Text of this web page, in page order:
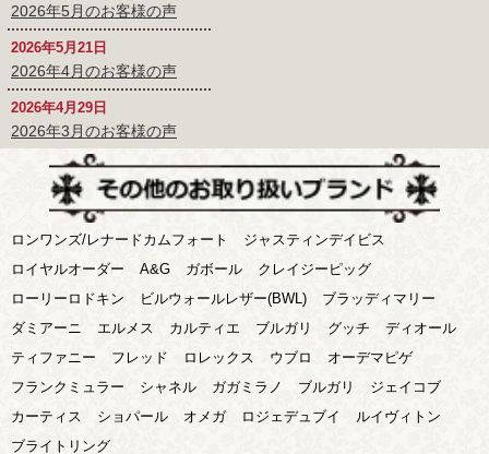
2026年5月のお客様の声
2026年5月21日
2026年4月のお客様の声
2026年4月29日
2026年3月のお客様の声
ロンワンズ/レナードカムフォート
ジャスティンデイビス
ロイヤルオーダー
A&G ガボール
クレイジーピッグ
ローリーロドキン
ビルウォールレザー(BWL)
ブラッディマリー
ダミアーニ
エルメス カルティエ ブルガリ グッチ
ディオール
ティファニー
フレッド ロレックス ウブロ
オーデマピゲ
フランクミュラー
シャネル ガガミラノ ブルガリ
ジェイコブ
カーティス
ショパール オメガ ロジェデュブイ
ルイヴィトン
ブライトリング